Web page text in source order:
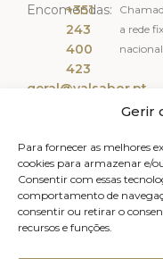
Gerir
Para fornecer as melhores
cookies para armazenar e/
Consentir com essas
comportamento de
consentir ou retirar o
recursos e funções.
Encomendas:
+351
243
400
423
a rede
nacional
geral@valsabor.pt